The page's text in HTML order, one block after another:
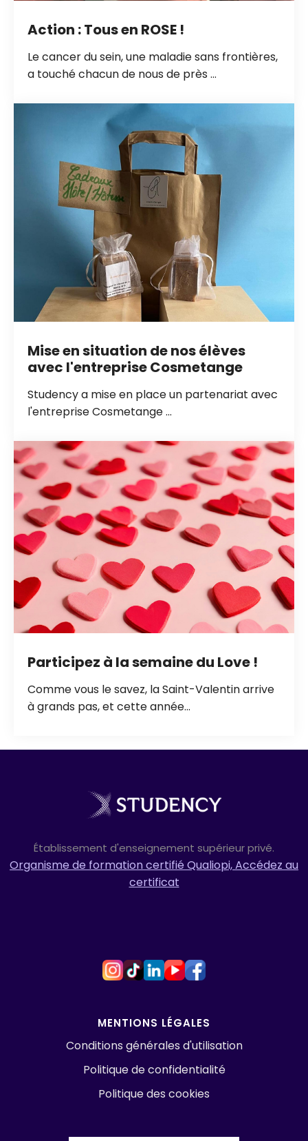
Action : Tous en ROSE !
Le cancer du sein, une maladie sans frontières,
a touché chacun de nous de près ...
Mise en situation de nos élèves
avec l'entreprise Cosmetange
Studency a mise en place un partenariat avec
l'entreprise Cosmetange ...
Participez à la semaine du Love !
Comme vous le savez, la Saint-Valentin arrive
à grands pas, et cette année...
Établissement d'enseignement supérieur privé.
Organisme de formation certifié Qualiopi, Accédez au
certificat
MENTIONS LÉGALES
Conditions générales d'utilisation
Politique de confidentialité
Politique des cookies